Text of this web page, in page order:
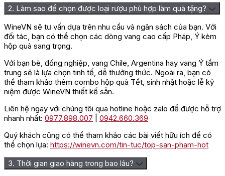
2. Làm sao để chọn được loại rượu phù hợp làm quà tặng?
WineVN sẽ tư vấn dựa trên nhu cầu và ngân sách của bạn. Với
đối tác, bạn có thể chọn các dòng vang cao cấp Pháp, Ý kèm
hộp quà sang trọng.
Với bạn bè, đồng nghiệp, vang Chile, Argentina hay vang Ý tầm
trung sẽ là lựa chọn tinh tế, dễ thưởng thức. Ngoài ra, bạn có
thể tham khảo thêm combo hộp quà Tết, sinh nhật hoặc lễ kỷ
niệm được WineVN thiết kế sẵn.
Liên hệ ngay với chúng tôi qua hotline hoặc zalo để được hỗ trợ
nhanh nhất: 0977.898.007
0942.660.369
Quý khách cũng có thể tham khảo các bài viết hữu ích để có
thể chọn lựa: https://winevn.com/tin-tuc/top-san-pham-hot
3. Thời gian giao hàng trong bao lâu?